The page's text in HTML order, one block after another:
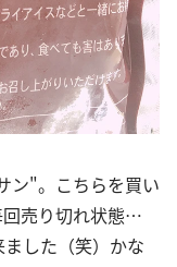
ン"。こちらを買い
回売り切れ状態…
ました（笑）かな